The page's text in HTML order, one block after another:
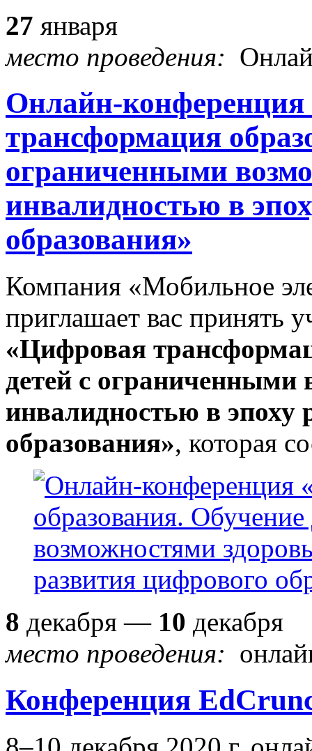
27 января
место проведения:
Онлайн-
трансформация
ограниченными
инвалидностью в
образования»
Компания «Мобильное
приглашает вас принять
«Цифровая
детей с ограниченными
инвалидностью в эпоху
образования», которая
8 декабря — 10 декабря
место проведения:
Конференция